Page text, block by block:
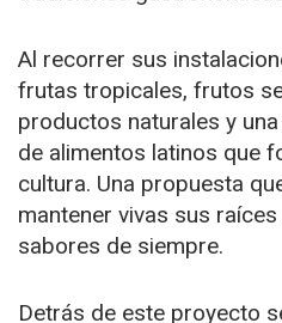
Al recorrer sus
frutas tropicales, frutos
productos naturales y
de alimentos latinos que
cultura. Una propuesta
mantener vivas sus
sabores de siempre.
Detrás de este proyecto